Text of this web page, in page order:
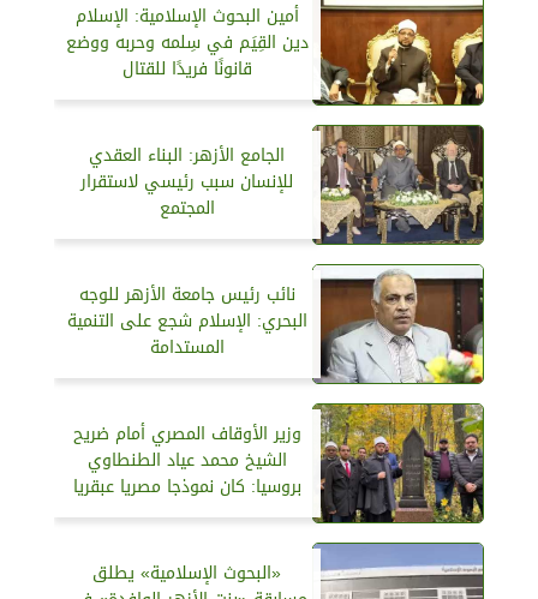
أمين البحوث الإسلامية: الإسلام
دين القِيَم في سِلمه وحربه ووضع
قانونًا فريدًا للقتال
الجامع الأزهر: البناء العقدي
للإنسان سبب رئيسي لاستقرار
المجتمع
نائب رئيس جامعة الأزهر للوجه
البحري: الإسلام شجع على التنمية
المستدامة
وزير الأوقاف المصري أمام ضريح
الشيخ محمد عياد الطنطاوي
بروسيا: كان نموذجا مصريا عبقريا
«البحوث الإسلامية» يطلق